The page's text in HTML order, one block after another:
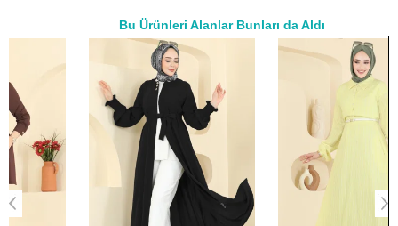
Bu Ürünleri Alanlar Bunları da Aldı
a>